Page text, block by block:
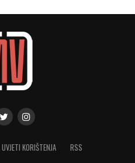
UVJETI KORIŠTENJA RSS